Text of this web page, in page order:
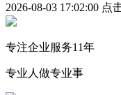
2026-08-03 17:02:00 点
专注企业服务11年
专业人做专业事